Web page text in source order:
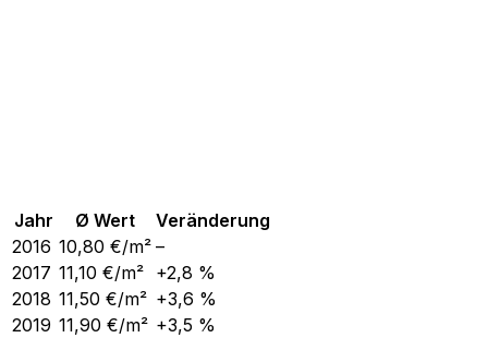
Jahr Ø Wert
Veränderung
2016 10,80 €/m² –
2017 11,10 €/m² +2,8 %
2018 11,50 €/m² +3,6 %
2019 11,90 €/m² +3,5 %